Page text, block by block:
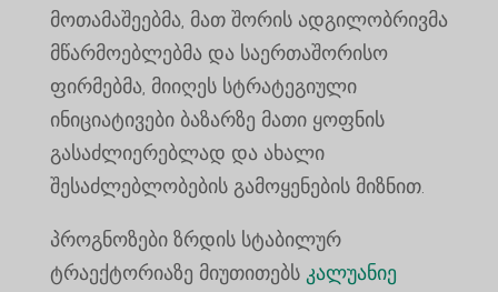
მოთამაშეებმა, მათ შორის ადგილობრივმა
მწარმოებლებმა და საერთაშორისო
ფირმებმა, მიიღეს სტრატეგიული
ინიციატივები ბაზარზე მათი ყოფნის
გასაძლიერებლად და ახალი
შესაძლებლობების გამოყენების მიზნით.
პროგნოზები ზრდის სტაბილურ
ტრაექტორიაზე მიუთითებს კალუანიე